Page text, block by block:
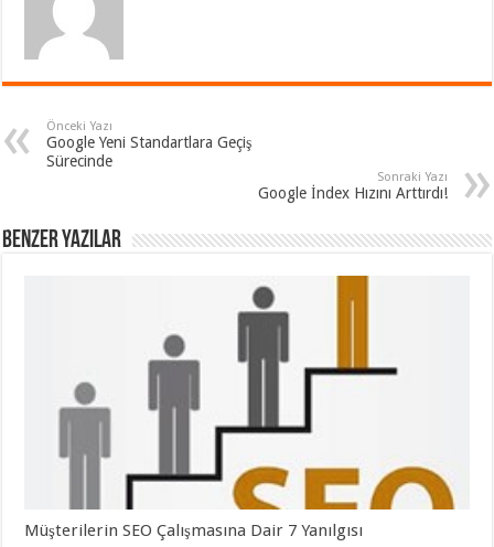
Önceki Yazı
Google Yeni Standartlara Geçiş
Sürecinde
Sonraki Yazı
Google İndex Hızını Arttırdı!
Benzer Yazılar
Müşterilerin SEO Çalışmasına Dair 7 Yanılgısı